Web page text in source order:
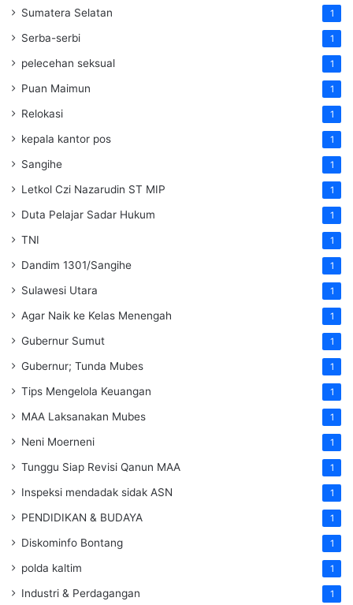
Sumatera Selatan 1
Serba-serbi 1
pelecehan seksual 1
Puan Maimun 1
Relokasi 1
kepala kantor pos 1
Sangihe 1
Letkol Czi Nazarudin ST MIP 1
Duta Pelajar Sadar Hukum 1
TNI 1
Dandim 1301/Sangihe 1
Sulawesi Utara 1
Agar Naik ke Kelas Menengah 1
Gubernur Sumut 1
Gubernur; Tunda Mubes 1
Tips Mengelola Keuangan 1
MAA Laksanakan Mubes 1
Neni Moerneni 1
Tunggu Siap Revisi Qanun MAA 1
Inspeksi mendadak sidak ASN 1
PENDIDIKAN & BUDAYA 1
Diskominfo Bontang 1
polda kaltim 1
Industri & Perdagangan 1